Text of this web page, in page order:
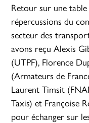
Retour sur une
répercussions du
secteur des
avons reçu Alexis
(UTPF), Florence
(Armateurs de
Laurent Timsit
Taxis) et Françoise
pour échanger sur